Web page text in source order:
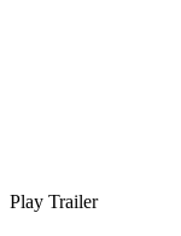
Play Trailer